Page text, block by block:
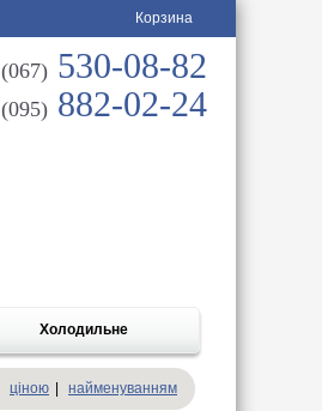
Корзина
(067) 530-08-82
(095) 882-02-24
Холодильне
ціною найменуванням